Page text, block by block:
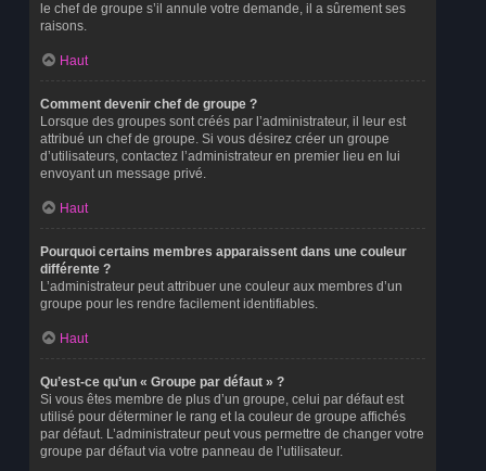
le chef de groupe s’il annule votre demande, il a sûrement ses
raisons.
Haut
Comment devenir chef de groupe ?
Lorsque des groupes sont créés par l’administrateur, il leur est
attribué un chef de groupe. Si vous désirez créer un groupe
d’utilisateurs, contactez l’administrateur en premier lieu en lui
envoyant un message privé.
Haut
Pourquoi certains membres apparaissent dans une couleur
différente ?
L’administrateur peut attribuer une couleur aux membres d’un
groupe pour les rendre facilement identifiables.
Haut
Qu’est-ce qu’un « Groupe par défaut » ?
Si vous êtes membre de plus d’un groupe, celui par défaut est
utilisé pour déterminer le rang et la couleur de groupe affichés
par défaut. L’administrateur peut vous permettre de changer votre
groupe par défaut via votre panneau de l’utilisateur.